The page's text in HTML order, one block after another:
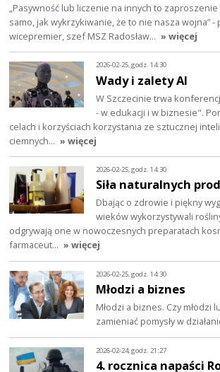
„Pasywność lub liczenie na innych to
samo, jak wykrzykiwanie, że to nie nasza wojna” -
wicepremier, szef MSZ Radosław… » więcej
2026-02-25, godz. 14:30
Wady i zalety AI
W Szczecinie trwa
- w edukacji i w biznesie".
celach i korzyściach korzystania ze sztucznej
ciemnych… » więcej
2026-02-25, godz. 14:30
Siła naturalnych
Dbając o zdrowie i piękny
wieków wykorzystywali
odgrywają one w nowoczesnych preparatach
farmaceut… » więcej
2026-02-25, godz. 14:30
Młodzi a biznes
Młodzi a biznes. Czy młodzi
zamieniać pomysły w
2026-02-24, godz. 21:27
4. rocznica napaści